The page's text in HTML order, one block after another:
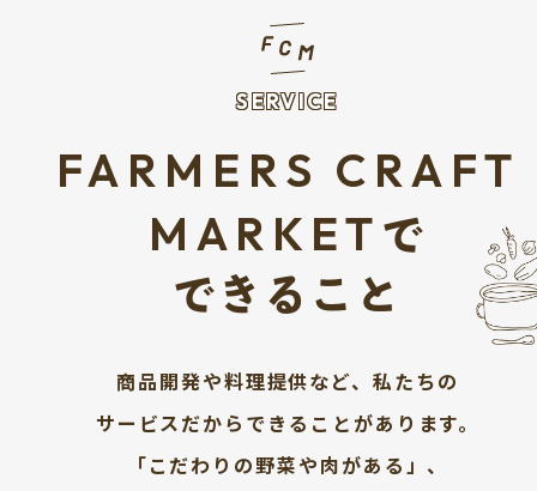
SERVICE
FARMERS CRAFT
MARKET で
できること
商品開発や料理提供など、私たちの
サービスだからできることがあります。
「こだわりの野菜や肉がある」、